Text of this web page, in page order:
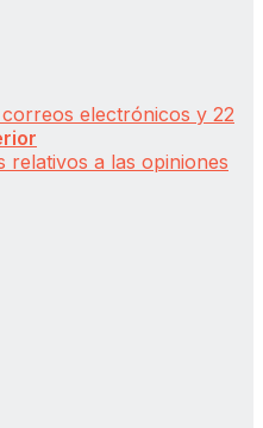
electrónicos y 22
relativos a las opiniones